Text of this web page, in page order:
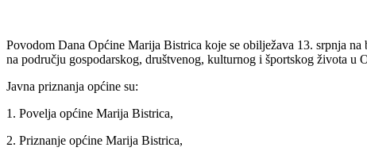
Povodom Dana Općine Marija Bistrica koje se obilježava 13. srpnja
na području gospodarskog, društvenog, kulturnog i športskog života u
Javna priznanja općine su:
1. Povelja općine Marija Bistrica,
2. Priznanje općine Marija Bistrica,